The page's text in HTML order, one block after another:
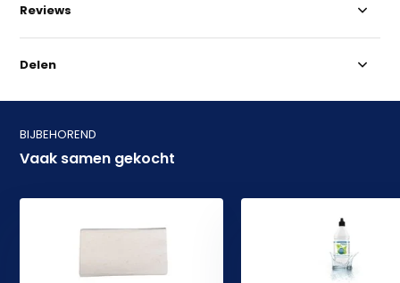
Reviews
Delen
BIJBEHOREND
Vaak samen gekocht